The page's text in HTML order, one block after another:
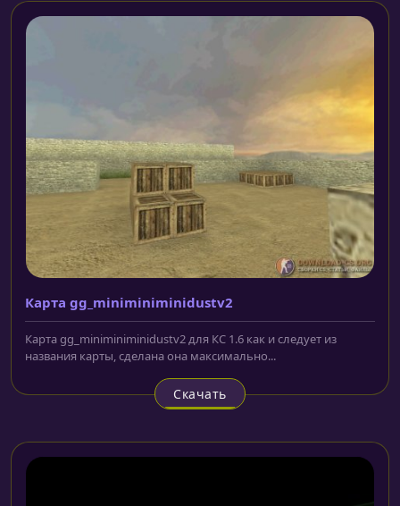
Карта gg_miniminiminidustv2
Карта gg_miniminiminidustv2 для КС 1.6 как и следует из
названия карты, сделана она максимально...
Скачать